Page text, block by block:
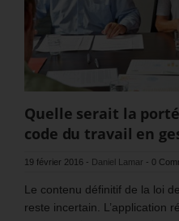
Quelle serait la
code du travail en
19 février 2016 - Daniel Lamar - 0
Le contenu définitif de la loi
reste incertain. L’application